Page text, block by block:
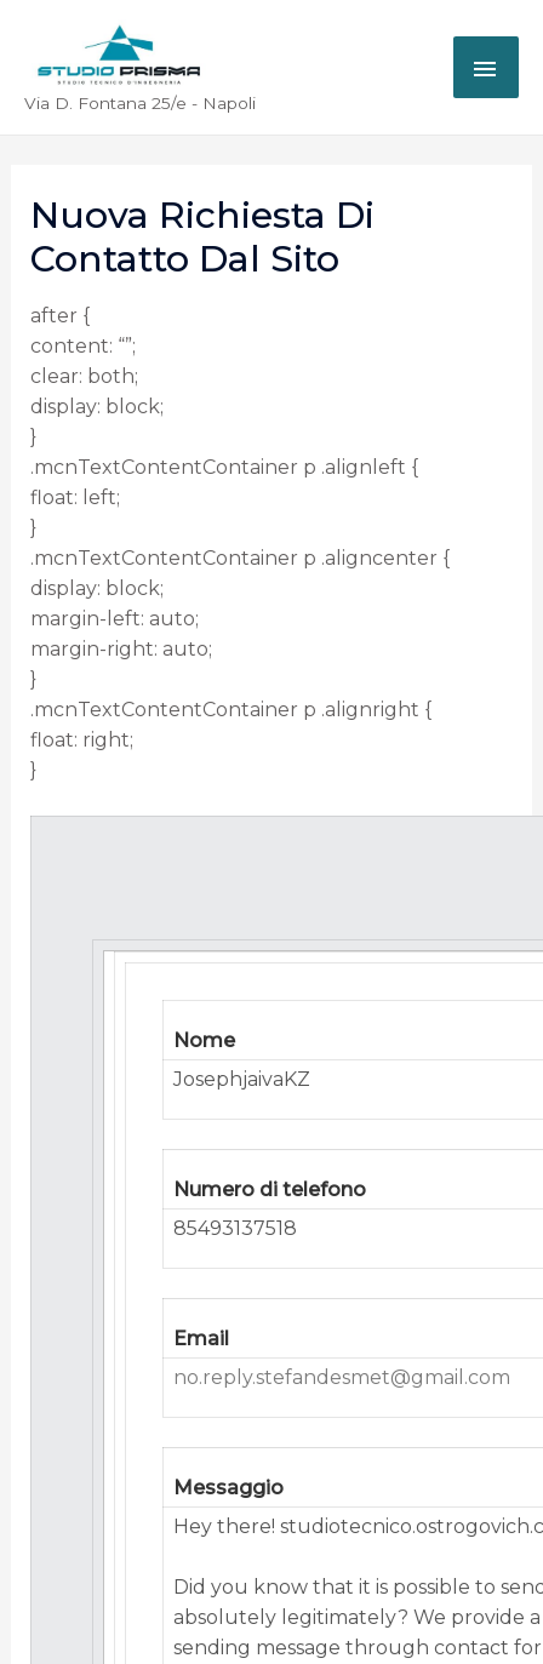
Via D. Fontana 25/e - Napoli
Nuova Richiesta Di
Contatto Dal Sito
after {
content: “”;
clear: both;
display: block;
}
.mcnTextContentContainer p .alignleft {
float: left;
}
.mcnTextContentContainer p .aligncenter {
display: block;
margin-left: auto;
margin-right: auto;
}
.mcnTextContentContainer p .alignright {
float: right;
}
Nome
JosephjaivaKZ
Numero di telefono
85493137518
Email
no.reply.stefandesmet@gmail.com
Messaggio
Hey there!
Did you know that it is possible to
absolutely legitimately? We provide
sending message through contact